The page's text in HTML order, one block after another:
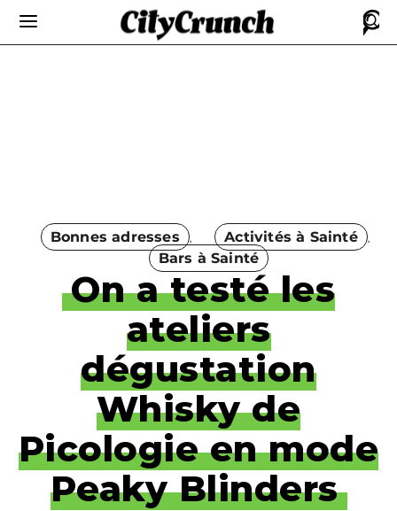
Bonnes adresses
Activités à Sainté
Bars à Sainté
On a testé les
ateliers
dégustation
Whisky de
Picologie en mode
Peaky Blinders